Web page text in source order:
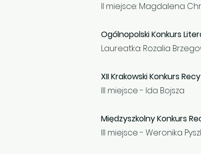
II miejsce: Magdalena
Ogólnopolski Konkurs
Laureatka: Rozalia
XII Krakowski Konkurs
III miejsce - Ida Bojsza
Międzyszkolny Konkurs
III miejsce - Weronika